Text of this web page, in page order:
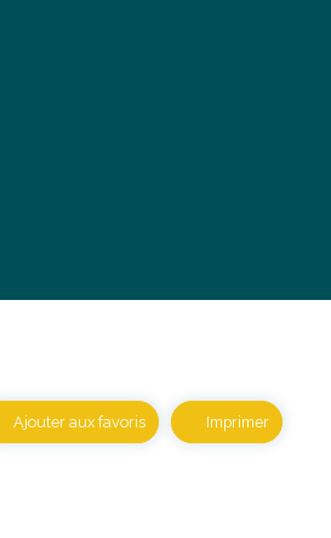
Ajouter aux favoris Imprimer